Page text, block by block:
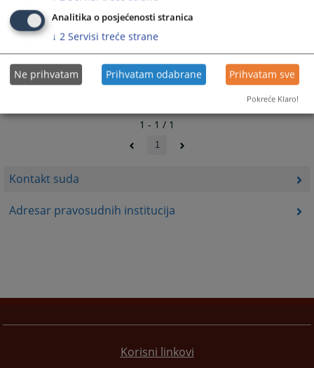
Kontakt suda
Adresar pravosudnih institucija
1 - 1 / 1
1
Korisni linkovi
Analitika o posjećenosti stranica
↓ 2 Servisi treće strane
Ne prihvatam Prihvatam odabrane Prihvatam sve
Pokreće Klaro!